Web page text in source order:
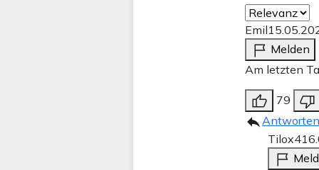
Emil
Melden
Am letzten
79
Antworten
Tilox4